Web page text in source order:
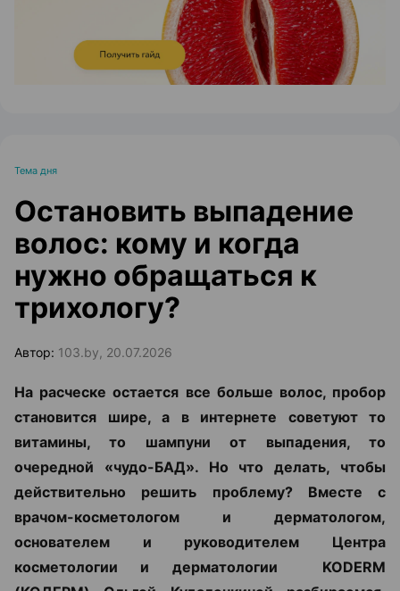
Тема дня
Остановить выпадение
волос: кому и когда
нужно обращаться к
трихологу?
Автор: 103.by, 20.07.2026
На расческе остается все больше волос, пробор
становится шире, а в интернете советуют то
витамины, то шампуни от выпадения, то
очередной «чудо-БАД». Но что делать, чтобы
действительно решить проблему? Вместе с
врачом-косметологом и дерматологом,
основателем и руководителем Центра
косметологии и дерматологии KODERM